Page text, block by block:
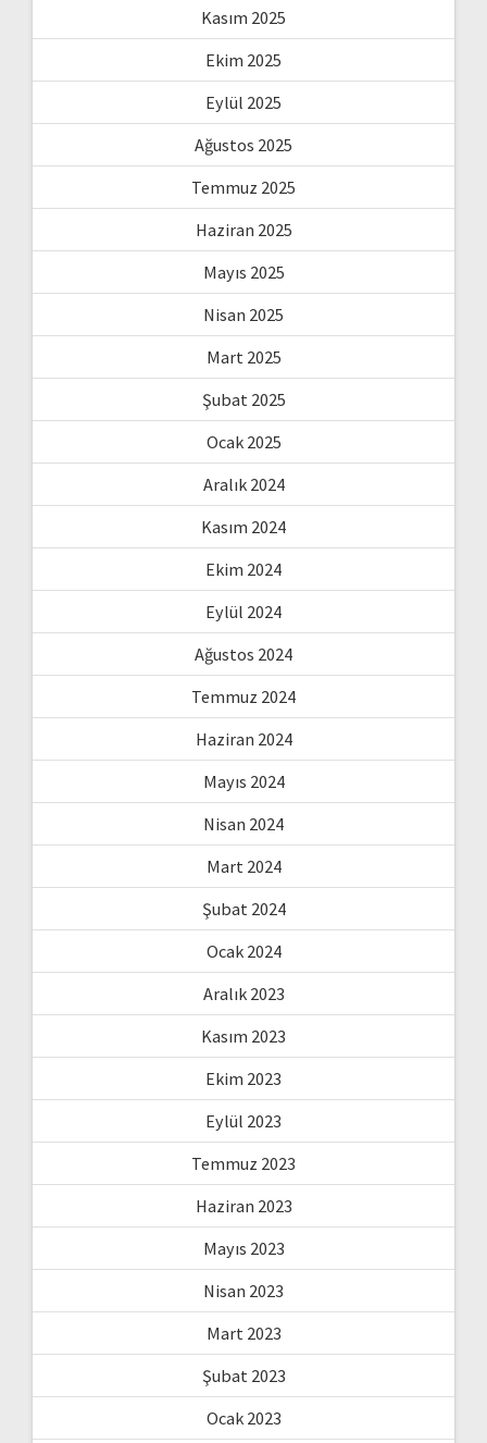
Kasım 2025
Ekim 2025
Eylül 2025
Ağustos 2025
Temmuz 2025
Haziran 2025
Mayıs 2025
Nisan 2025
Mart 2025
Şubat 2025
Ocak 2025
Aralık 2024
Kasım 2024
Ekim 2024
Eylül 2024
Ağustos 2024
Temmuz 2024
Haziran 2024
Mayıs 2024
Nisan 2024
Mart 2024
Şubat 2024
Ocak 2024
Aralık 2023
Kasım 2023
Ekim 2023
Eylül 2023
Temmuz 2023
Haziran 2023
Mayıs 2023
Nisan 2023
Mart 2023
Şubat 2023
Ocak 2023